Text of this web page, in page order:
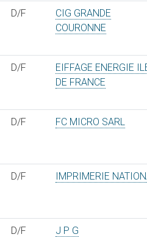
D/F
CIG GRANDE
COURONNE
D/F
EIFFAGE ENERGIE
DE FRANCE
D/F FC MICRO SARL
D/F IMPRIMERIE
D/F J P G